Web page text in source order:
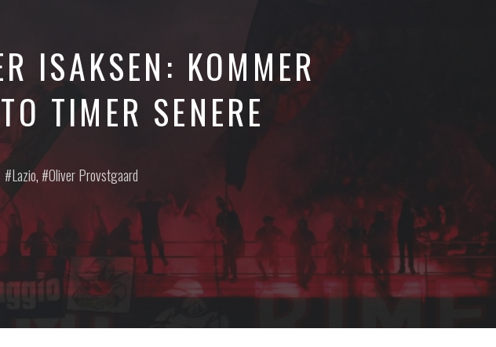
ISAKSEN: KOMMER
TIMER SENERE
Posted
in:
Lazio, Oliver Provstgaard